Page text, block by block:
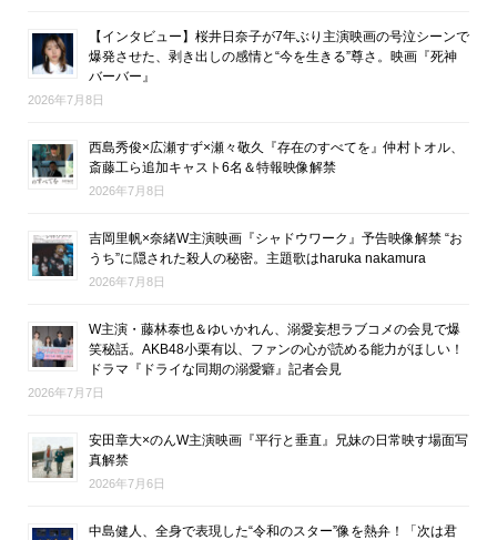
【インタビュー】桜井日奈子が7年ぶり主演映画の号泣シーンで
爆発させた、剥き出しの感情と“今を生きる”尊さ。映画『死神
バーバー』
2026年7月8日
西島秀俊×広瀬すず×瀬々敬久『存在のすべてを』仲村トオル、
斎藤工ら追加キャスト6名＆特報映像解禁
2026年7月8日
吉岡里帆×奈緒W主演映画『シャドウワーク』予告映像解禁 “お
うち”に隠された殺人の秘密。主題歌はharuka nakamura
2026年7月8日
W主演・藤林泰也＆ゆいかれん、溺愛妄想ラブコメの会見で爆
笑秘話。AKB48小栗有以、ファンの心が読める能力がほしい！
ドラマ『ドライな同期の溺愛癖』記者会見
2026年7月7日
安田章大×のんW主演映画『平行と垂直』兄妹の日常映す場面写
真解禁
2026年7月6日
中島健人、全身で表現した“令和のスター”像を熱弁！「次は君